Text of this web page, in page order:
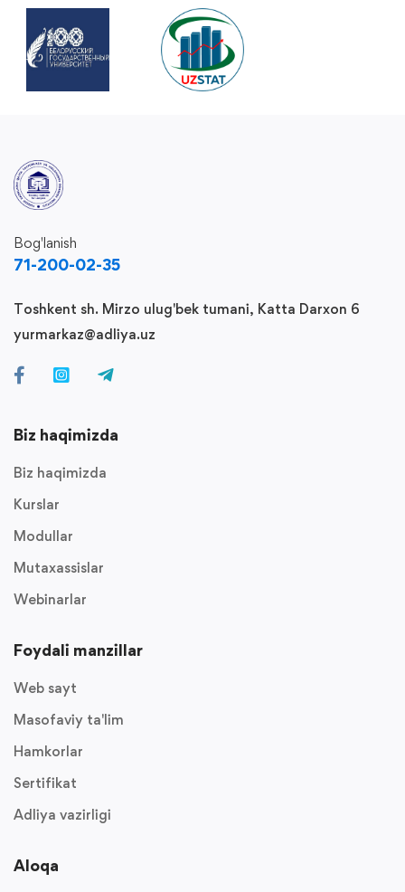
Bog'lanish
71-200-02-35
Toshkent sh. Mirzo ulug'bek tumani, Katta Darxon 6
yurmarkaz@adliya.uz
Biz haqimizda
Biz haqimizda
Kurslar
Modullar
Mutaxassislar
Webinarlar
Foydali manzillar
Web sayt
Masofaviy ta'lim
Hamkorlar
Sertifikat
Adliya vazirligi
Aloqa